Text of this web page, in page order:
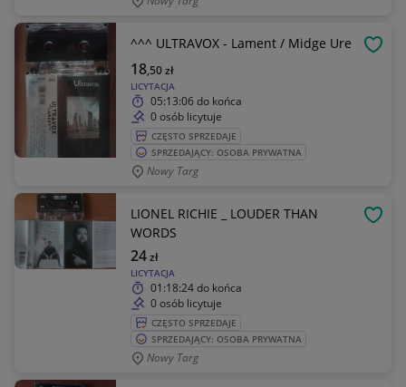
^^^ ULTRAVOX - Lament / Midge Ure
LICYTACJA
18,50zł
05:13:06do końca
0 osób licytuje
CZĘSTO SPRZEDAJE
SPRZEDAJĄCY: OSOBA PRYWATNA
Nowy Targ
LIONEL RICHIE _ LOUDER THAN
WORDS
LICYTACJA
24zł
01:18:24do końca
0 osób licytuje
CZĘSTO SPRZEDAJE
SPRZEDAJĄCY: OSOBA PRYWATNA
Nowy Targ